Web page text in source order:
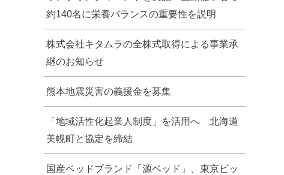
約140名に栄養バランスの重要性を説明
株式会社キタムラの全株式取得による事業承
継のお知らせ
熊本地震災害の義援金を募集
「地域活性化起業人制度」を活用へ 北海道
美幌町と協定を締結
国産ベッドブランド「源ベッド」、東京ビッ